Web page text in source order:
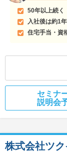
50年以上続く
入社後は約1
住宅手当・資
セミナ
説明会
株式会社ツク